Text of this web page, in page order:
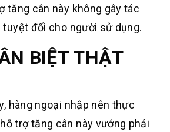
tăng cân này không gây tác
tuyệt đối cho người sử dụng.
BIỆT THẬT
hàng ngoại nhập nên thực
trợ tăng cân này vướng phải